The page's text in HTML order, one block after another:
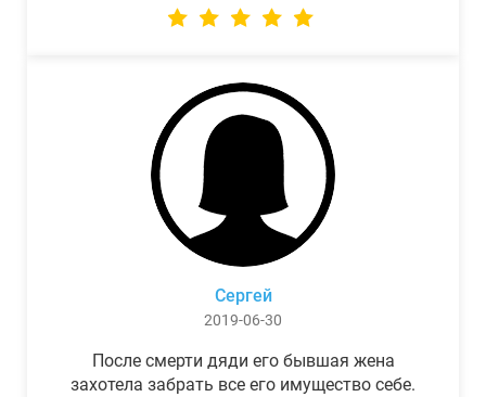
Сергей
2019-06-30
После смерти дяди его бывшая жена
захотела забрать все его имущество себе.